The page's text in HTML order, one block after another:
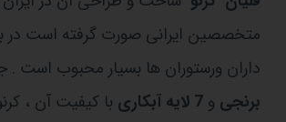
متخصصین ایرانی صورت گرفته است در
داران ورستوران ها بسیار محبوب است
برنجی و
با کیفیت آن ،